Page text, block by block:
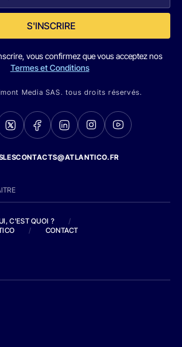
S'INSCRIRE
vous confirmez que vous acceptez nos
Termes et Conditions
Media SAS. tous droits réservés.
C'EST QUOI ?
/
/ CONTACT